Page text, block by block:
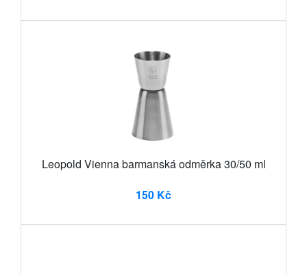
Leopold Vienna barmanská odměrka 30/50 ml
150 Kč